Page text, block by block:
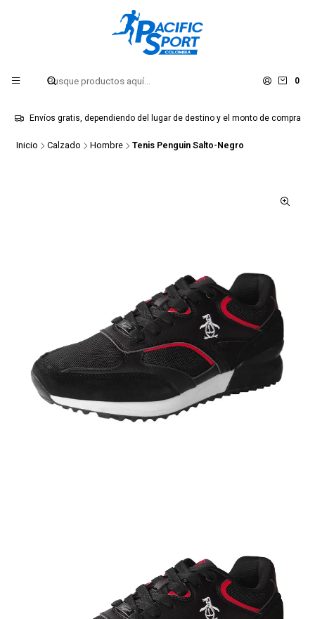
0
Envíos gratis, dependiendo del lugar de destino y el monto de compra
Inicio Calzado Hombre Tenis Penguin Salto-Negro